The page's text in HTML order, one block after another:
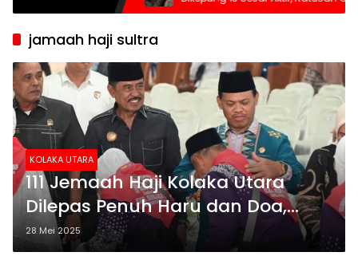
Sudah Terekam
jamaah haji sultra
KOLAKA UTARA
111 Jemaah Haji Kolaka Utara
Dilepas Penuh Haru dan Doa,
Gubernur Titip Uang Saku
28 Mei 2025